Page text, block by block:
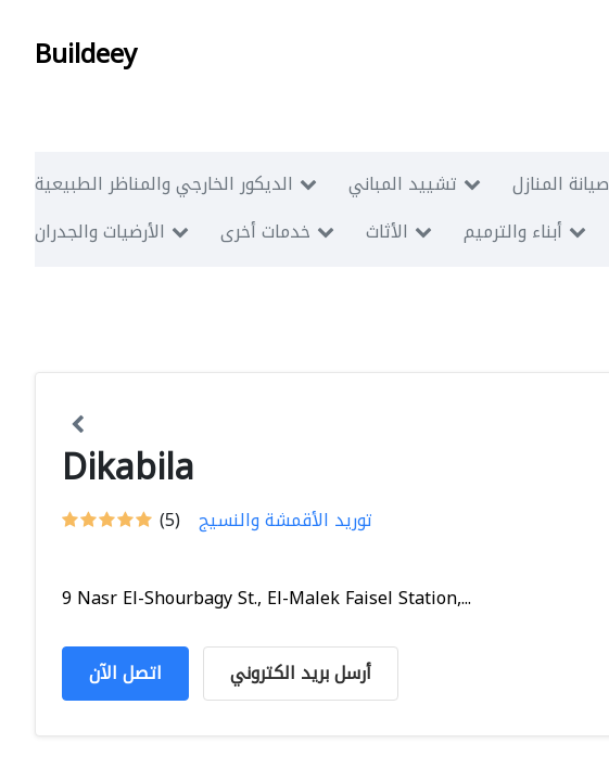
Buildeey
الديكور الخارجي والمناظر الطبيعية تشييد المباني صيانة المنازل
الأرضيات والجدران
خدمات أخرى الأثاث أبناء والترميم
Dikabila
(5) توريد الأقمشة والنسيج
9 Nasr El-Shourbagy St., El-Malek Faisel Station,...
اتصل الآن أرسل بريد الكتروني